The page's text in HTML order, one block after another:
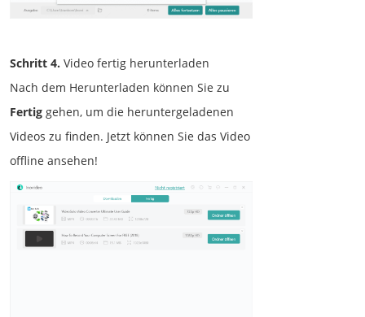
Schritt 4. Video fertig herunterladen
Nach dem Herunterladen können Sie zu
Fertig gehen, um die heruntergeladenen
Videos zu finden. Jetzt können Sie das Video
offline ansehen!